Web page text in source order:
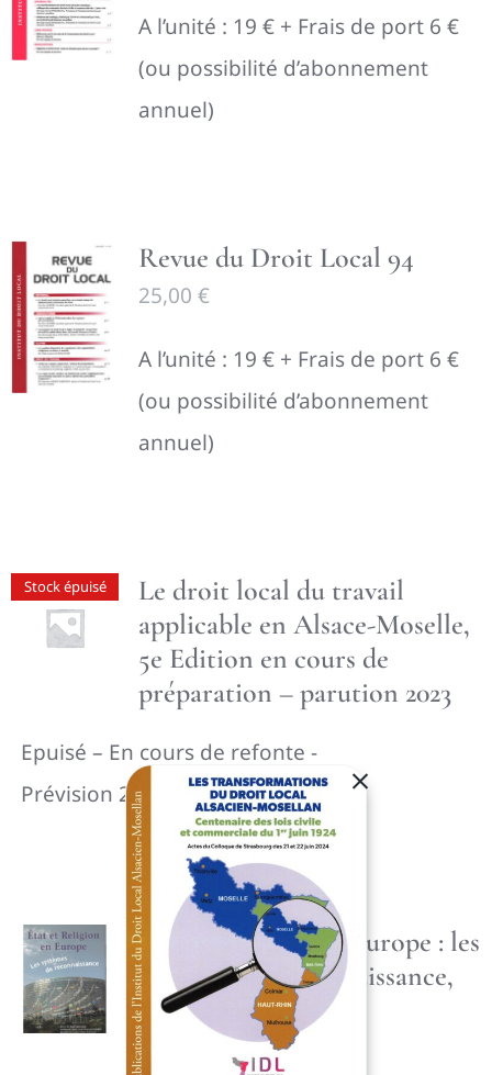
A l’unité : 19 € + Frais de port 6 €
(ou possibilité d’abonnement
annuel)
Revue du Droit Local 94
25,00 €
A l’unité : 19 € + Frais de port 6 €
(ou possibilité d’abonnement
annuel)
Stock épuisé
Le droit local du travail
applicable en Alsace-Moselle,
5e Edition en cours de
préparation – parution 2023
Epuisé – En cours de refonte -
Prévision 2026
Etat et religion en Europe : les
systèmes de reconnaissance,
2004
49,00